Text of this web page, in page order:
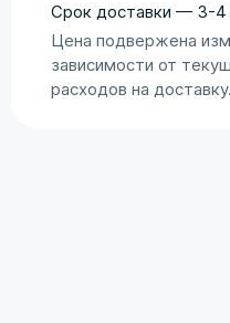
Срок доставки — 3-4
Цена подвержена
зависимости от
расходов на доставку.